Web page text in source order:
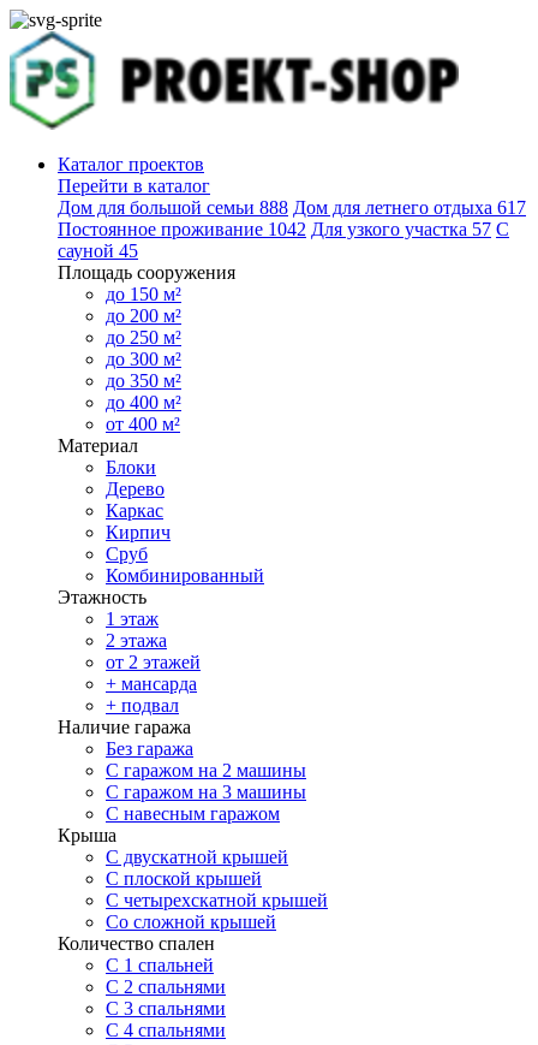
Каталог проектов
Перейти в каталог
Дом для большой семьи 888 Дом для летнего отдыха 617
Постоянное проживание 1042 Для узкого участка 57 С
сауной 45
Площадь сооружения
до 150 м²
до 200 м²
до 250 м²
до 300 м²
до 350 м²
до 400 м²
от 400 м²
Материал
Блоки
Дерево
Каркас
Кирпич
Сруб
Комбинированный
Этажность
1 этаж
2 этажа
от 2 этажей
+ мансарда
+ подвал
Наличие гаража
Без гаража
С гаражом на 2 машины
С гаражом на 3 машины
С навесным гаражом
Крыша
С двускатной крышей
С плоской крышей
С четырехскатной крышей
Со сложной крышей
Количество спален
С 1 спальней
С 2 спальнями
С 3 спальнями
С 4 спальнями